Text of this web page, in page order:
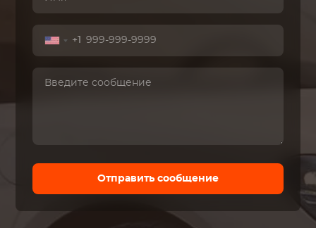
+1
Отправить сообщение